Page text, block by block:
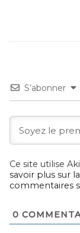
S’abonner
Ce site utilise
savoir plus sur
commentaires
0